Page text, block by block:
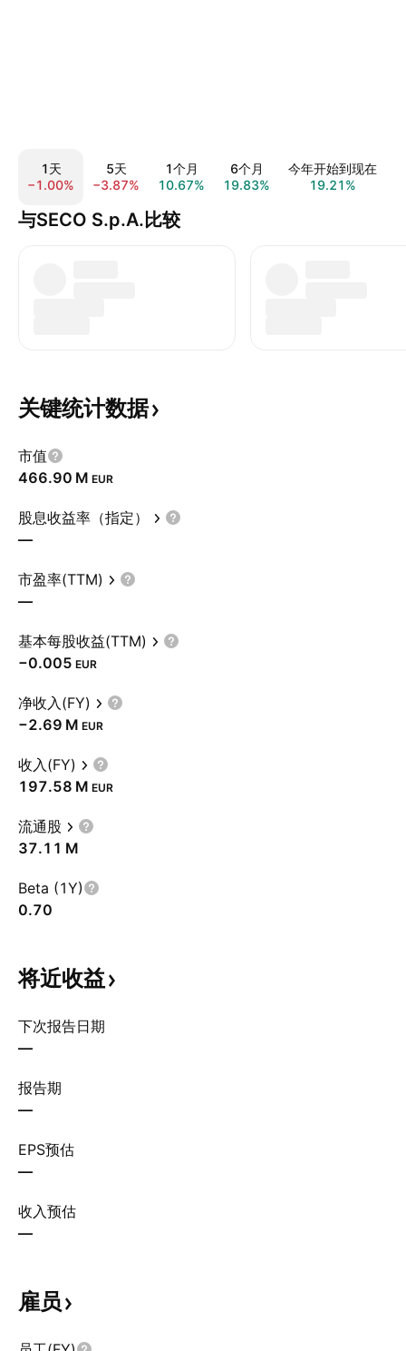
1天
−1.00%
5天
−3.87%
1个月
10.67%
6个月
19.83%
今年开始到现在
19.21%
与SECO S.p.A.比较
关键统计数据
市值
‪466.90 M‬ EUR
股息收益率（指定）
—
市盈率(TTM)
—
基本每股收益(TTM)
−0.005 EUR
净收入(FY)
‪−2.69 M‬ EUR
收入(FY)
‪197.58 M‬ EUR
流通股
‪37.11 M‬
Beta (1Y)
0.70
将近收益
下次报告日期
—
报告期
—
EPS预估
—
收入预估
—
雇员